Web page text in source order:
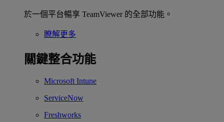
於一個平台暢享 TeamViewer 的全部功能。
瞭解更多
關鍵整合功能
Microsoft Intune
ServiceNow
Freshworks